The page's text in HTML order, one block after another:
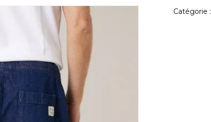
Catégorie :